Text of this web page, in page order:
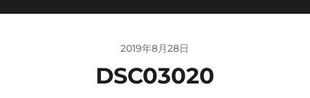
2019年8月28日
DSC03020